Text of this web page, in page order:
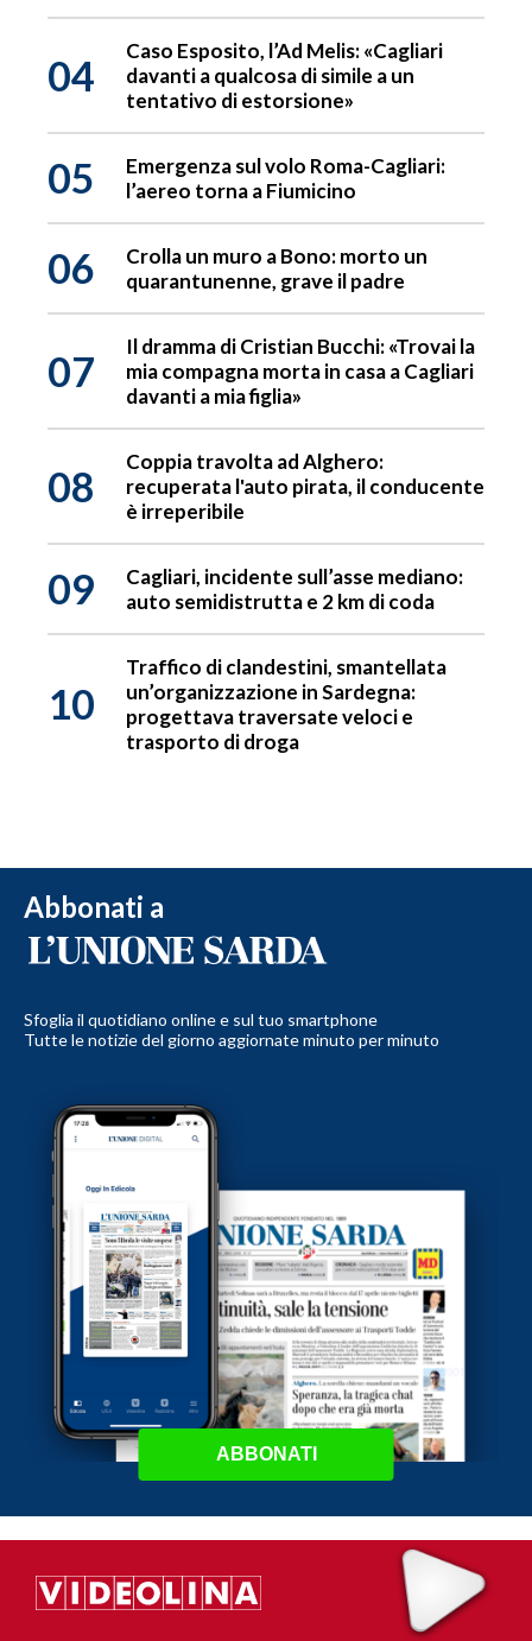
04
Caso Esposito, l’Ad Melis: «Cagliari
davanti a qualcosa di simile a un
tentativo di estorsione»
05
Emergenza sul volo Roma-Cagliari:
l’aereo torna a Fiumicino
06
Crolla un muro a Bono: morto un
quarantunenne, grave il padre
07
Il dramma di Cristian Bucchi: «Trovai la
mia compagna morta in casa a Cagliari
davanti a mia figlia»
08
Coppia travolta ad Alghero:
recuperata l'auto pirata, il conducente
è irreperibile
09
Cagliari, incidente sull’asse mediano:
auto semidistrutta e 2 km di coda
10
Traffico di clandestini, smantellata
un’organizzazione in Sardegna:
progettava traversate veloci e
trasporto di droga
Abbonati a
Sfoglia il quotidiano online e sul tuo smartphone
Tutte le notizie del giorno aggiornate minuto per minuto
ABBONATI